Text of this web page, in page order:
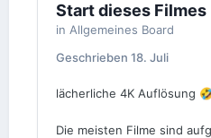
Start dieses Filmes
in Allgemeines Board
Geschrieben 18. Juli
lächerliche 4K Auflösung
Die meisten Filme sind